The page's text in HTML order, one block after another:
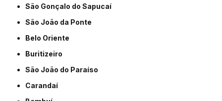
São Gonçalo do Sapucaí
São João da Ponte
Belo Oriente
Buritizeiro
São João do Paraíso
Carandaí